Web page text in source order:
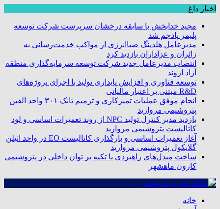
اخبار داغ
مجید خدابخش با سابقه درخشان سرپرست شرکت توسعه
پلیمر پادجم شد
مدیرعامل هلدینگ صباانرژی از مواکب خدمت‌رسانی به
زائران و عزاداران بازدید کرد
انتصاب مدیرعامل جدید شرکت توسعه سرمایه‌گذاری منطقه
آزاد اروند
توسعه فناوری و افزایش پایداری تولید با اجرای پروژه‌های
R&D مبتنی بر اعتبار مالیاتی
انجام موفق عملیات تمیزکاری و ترمیم تانک ۳۰۱ واحد الفین
پتروشیمی مروارید
بازدید مدیر کنترل تولید NPC از روند تعمیرات اساسی و لود
کاتالیست پتروشیمی مروارید
آغاز تعمیرات اساسی و بارگذاری کاتالیست EO در واحد اتیلن
گلایکول پتروشیمی مروارید
ساخت مبدل‌های راهبردی با تکیه بر توان داخلی در پتروشیمی
کارون ماهشهر
خانه